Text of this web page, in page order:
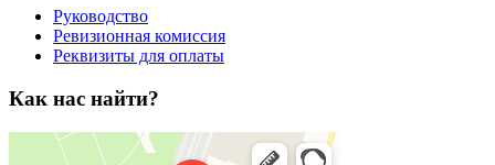
Руководство
Ревизионная комиссия
Реквизиты для оплаты
Как нас найти?